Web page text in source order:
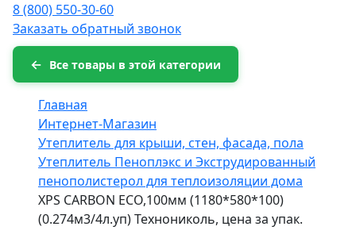
8 (800) 550-30-60
Заказать обратный звонок
Все товары в этой категории
Главная
Интернет-Магазин
Утеплитель для крыши, стен, фасада, пола
Утеплитель Пеноплэкс и Экструдированный
пенополистерол для теплоизоляции дома
XPS CARBON ECO,100мм (1180*580*100)
(0.274м3/4л.уп) Технониколь, цена за упак.